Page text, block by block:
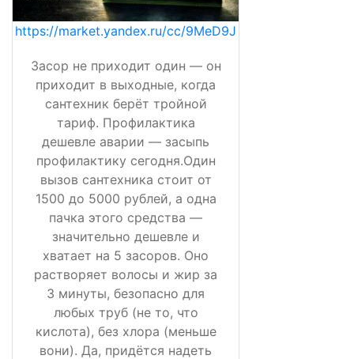
https://market.yandex.ru/cc/9MeD9J
Засор не приходит один — он
приходит в выходные, когда
сантехник берёт тройной
тариф. Профилактика
дешевле аварии — засыпь
профилактику сегодня.Один
вызов сантехника стоит от
1500 до 5000 рублей, а одна
пачка этого средства —
значительно дешевле и
хватает на 5 засоров. Оно
растворяет волосы и жир за
3 минуты, безопасно для
любых труб (не то, что
кислота), без хлора (меньше
вони). Да, придётся надеть